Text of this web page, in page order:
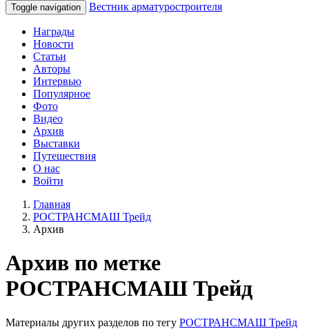
Toggle navigation Вестник арматуростроителя
Награды
Новости
Статьи
Авторы
Интервью
Популярное
Фото
Видео
Архив
Выставки
Путешествия
О нас
Войти
Главная
РОСТРАНСМАШ Трейд
Архив
Архив по метке
РОСТРАНСМАШ Трейд
Материалы других разделов по тегу РОСТРАНСМАШ Трейд